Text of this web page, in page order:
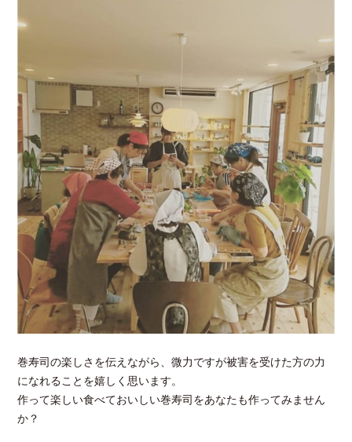
巻寿司の楽しさを伝えながら、微力ですが被害を受けた方の力
になれることを嬉しく思います。
作って楽しい食べておいしい巻寿司をあなたも作ってみません
か？